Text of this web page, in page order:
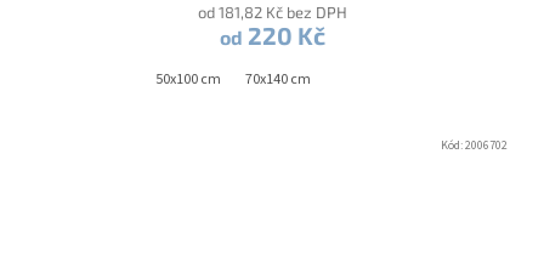
od 181,82 Kč bez DPH
od 220 Kč
50x100 cm 70x140 cm
Kód:2006702